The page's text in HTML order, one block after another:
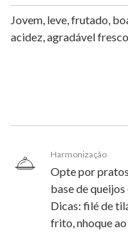
Jovem, leve, frutado,
acidez, agradável
Harmonização
Opte por
base de
Dicas: filé de
frito, nhoque